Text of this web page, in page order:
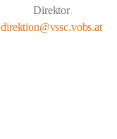
Direktor
direktion@vssc.vobs.at